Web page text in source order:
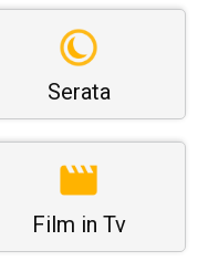
Serata
Film in Tv